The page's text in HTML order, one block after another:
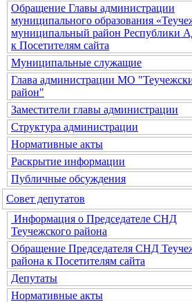
Обращение Главы администрации
муниципального образования
муниципальный район Республики
к Посетителям сайта
Муниципальные служащие
Глава администрации МО
район"
Заместители главы администрации
Структура администрации
Нормативные акты
Раскрытие информации
Публичные обсуждения
Совет депутатов
Информация о Председателе СНД
Теучежского района
Обращение Председателя СНД
района к Посетителям сайта
Депутаты
Нормативные акты